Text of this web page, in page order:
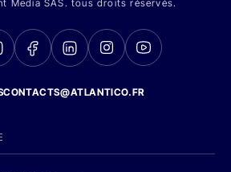
Media SAS. tous droits réservés.